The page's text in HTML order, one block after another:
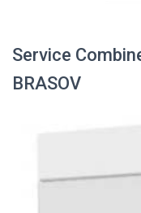
Service
BRASOV